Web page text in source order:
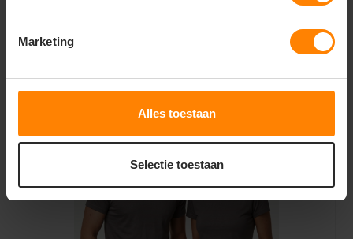
Marketing
Alles toestaan
Selectie toestaan
2,25